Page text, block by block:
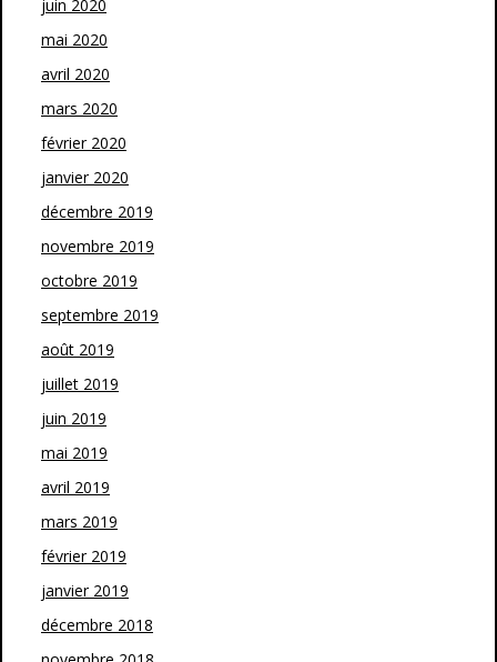
juin 2020
mai 2020
avril 2020
mars 2020
février 2020
janvier 2020
décembre 2019
novembre 2019
octobre 2019
septembre 2019
août 2019
juillet 2019
juin 2019
mai 2019
avril 2019
mars 2019
février 2019
janvier 2019
décembre 2018